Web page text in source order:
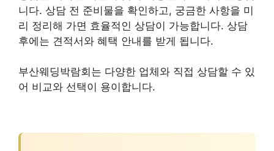
니다. 상담 전 준비물을 확인하고, 궁금한 사항을 미
리 정리해 가면 효율적인 상담이 가능합니다. 상담
후에는 견적서와 혜택 안내를 받게 됩니다.
부산웨딩박람회는 다양한 업체와 직접 상담할 수 있
어 비교와 선택이 용이합니다.